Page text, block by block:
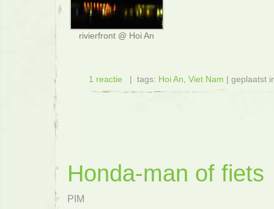
rivierfront @ Hoi An
1 reactie | tags: Hoi An Viet Nam | geplaatst
Honda-man of fiets
PIM